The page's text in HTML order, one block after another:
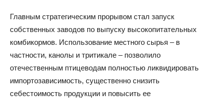
Главным стратегическим прорывом стал запуск
собственных заводов по выпуску высокопитательных
комбикормов. Использование местного сырья – в
частности, канолы и тритикале – позволило
отечественным птицеводам полностью ликвидировать
импортозависимость, существенно снизить
себестоимость продукции и повысить ее